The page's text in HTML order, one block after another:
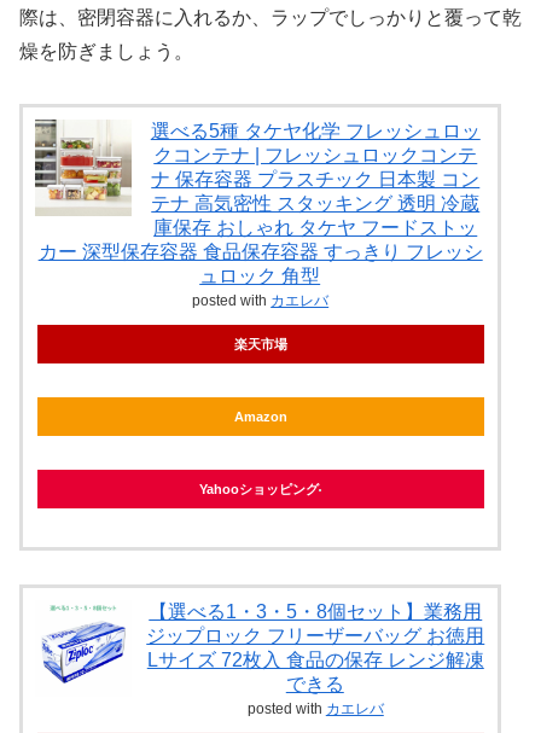
際は、密閉容器に入れるか、ラップでしっかりと覆って乾
燥を防ぎましょう。
選べる5種 タケヤ化学 フレッシュロッ
クコンテナ | フレッシュロックコンテ
ナ 保存容器 プラスチック 日本製 コン
テナ 高気密性 スタッキング 透明 冷蔵
庫保存 おしゃれ タケヤ フードストッ
カー 深型保存容器 食品保存容器 すっきり フレッシ
ュロック 角型
posted with カエレバ
楽天市場
Amazon
Yahooショッピング
【選べる1・3・5・8個セット】業務用
ジップロック フリーザーバッグ お徳用
Lサイズ 72枚入 食品の保存 レンジ解凍
できる
posted with カエレバ